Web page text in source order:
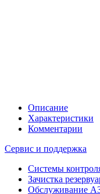
Описание
Характеристики
Комментарии
Сервис и поддержка
Системы
Зачистка
Обслуживание